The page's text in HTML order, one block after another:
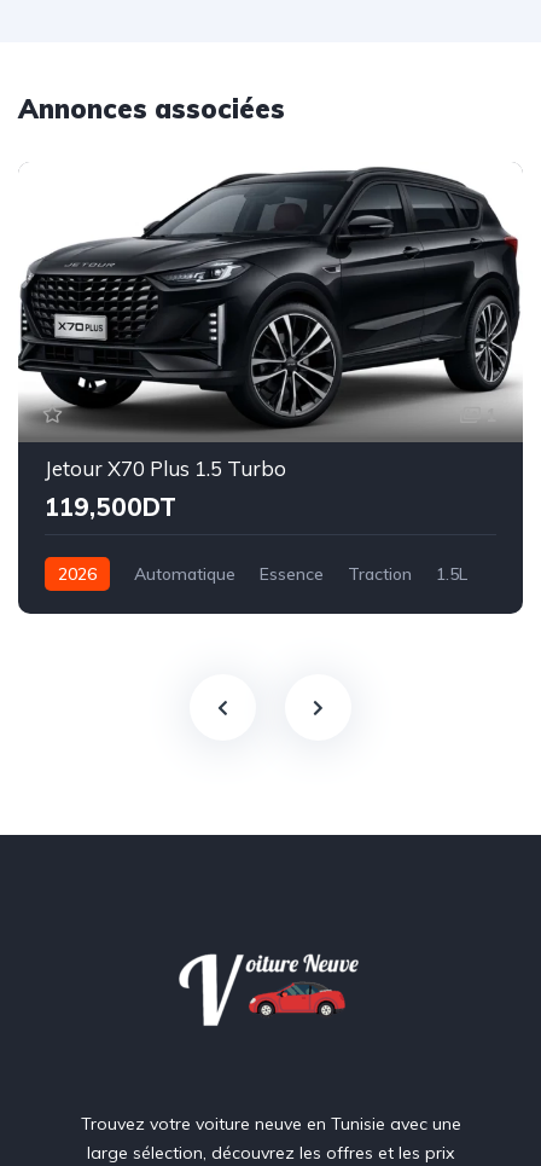
Annonces associées
1
Jetour X70 Plus 1.5 Turbo
119,500DT
2026 Automatique Essence Traction 1.5L
Trouvez votre voiture neuve en Tunisie avec une
large sélection, découvrez les offres et les prix